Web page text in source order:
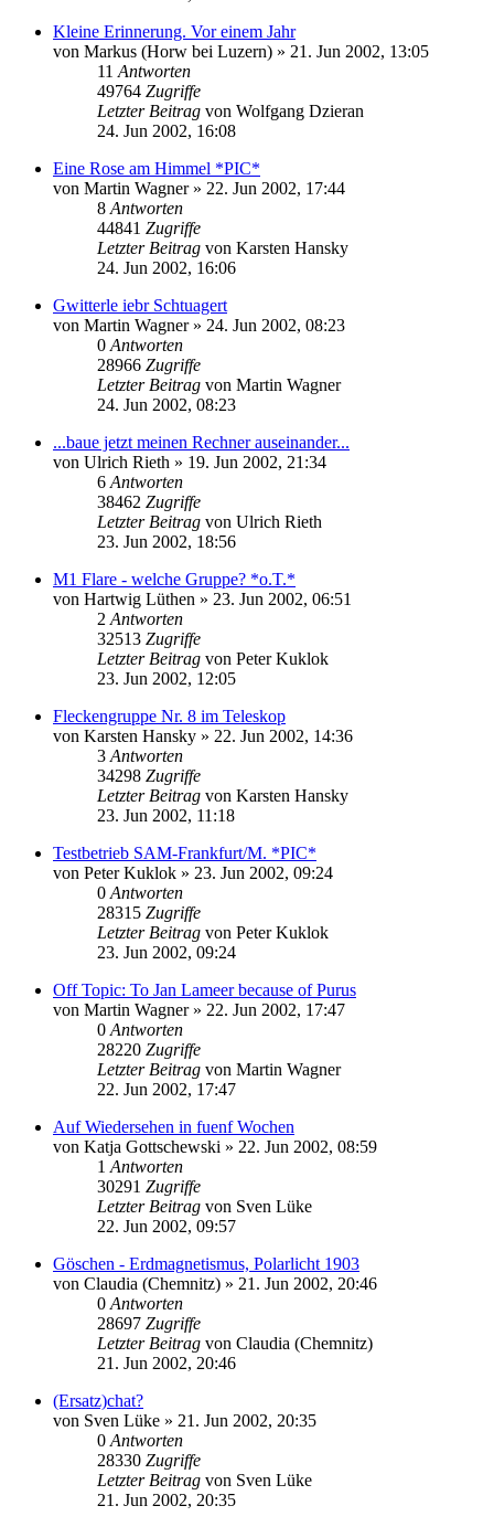
Kleine Erinnerung. Vor einem Jahr
von Markus (Horw bei Luzern) » 21. Jun 2002, 13:05
11 Antworten
49764 Zugriffe
Letzter Beitrag von Wolfgang Dzieran
24. Jun 2002, 16:08
Eine Rose am Himmel *PIC*
von Martin Wagner» 22. Jun 2002, 17:44
8 Antworten
44841 Zugriffe
Letzter Beitrag von Karsten Hansky
24. Jun 2002, 16:06
Gwitterle iebr Schtuagert
von Martin Wagner» 24. Jun 2002, 08:23
0 Antworten
28966 Zugriffe
Letzter Beitrag von Martin Wagner
24. Jun 2002, 08:23
...baue jetzt meinen Rechner auseinander...
von Ulrich Rieth » 19. Jun 2002, 21:34
6 Antworten
38462 Zugriffe
Letzter Beitrag von Ulrich Rieth
23. Jun 2002, 18:56
M1 Flare - welche Gruppe? *o.T.*
von Hartwig Lüthen » 23. Jun 2002, 06:51
2 Antworten
32513 Zugriffe
Letzter Beitrag von Peter Kuklok
23. Jun 2002, 12:05
Fleckengruppe Nr. 8 im Teleskop
von Karsten Hansky » 22. Jun 2002, 14:36
3 Antworten
34298 Zugriffe
Letzter Beitrag von Karsten Hansky
23. Jun 2002, 11:18
Testbetrieb SAM-Frankfurt/M. *PIC*
von Peter Kuklok » 23. Jun 2002, 09:24
0 Antworten
28315 Zugriffe
Letzter Beitrag von Peter Kuklok
23. Jun 2002, 09:24
Off Topic: To Jan Lameer because of Purus
von Martin Wagner» 22. Jun 2002, 17:47
0 Antworten
28220 Zugriffe
Letzter Beitrag von Martin Wagner
22. Jun 2002, 17:47
Auf Wiedersehen in fuenf Wochen
von Katja Gottschewski » 22. Jun 2002, 08:59
1 Antworten
30291 Zugriffe
Letzter Beitrag von Sven Lüke
22. Jun 2002, 09:57
Göschen - Erdmagnetismus, Polarlicht 1903
von Claudia (Chemnitz) » 21. Jun 2002, 20:46
0 Antworten
28697 Zugriffe
Letzter Beitrag von Claudia (Chemnitz)
21. Jun 2002, 20:46
(Ersatz)chat?
von Sven Lüke » 21. Jun 2002, 20:35
0 Antworten
28330 Zugriffe
Letzter Beitrag von Sven Lüke
21. Jun 2002, 20:35